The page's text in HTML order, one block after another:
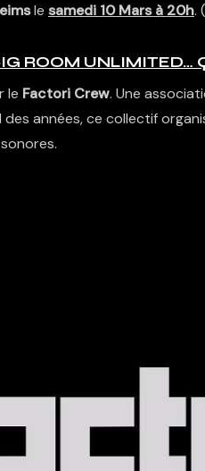
le samedi 10 Mars à 20h. (
ROOM UNLIMITED…
le Factori Crew. Une
des années, ce collectif